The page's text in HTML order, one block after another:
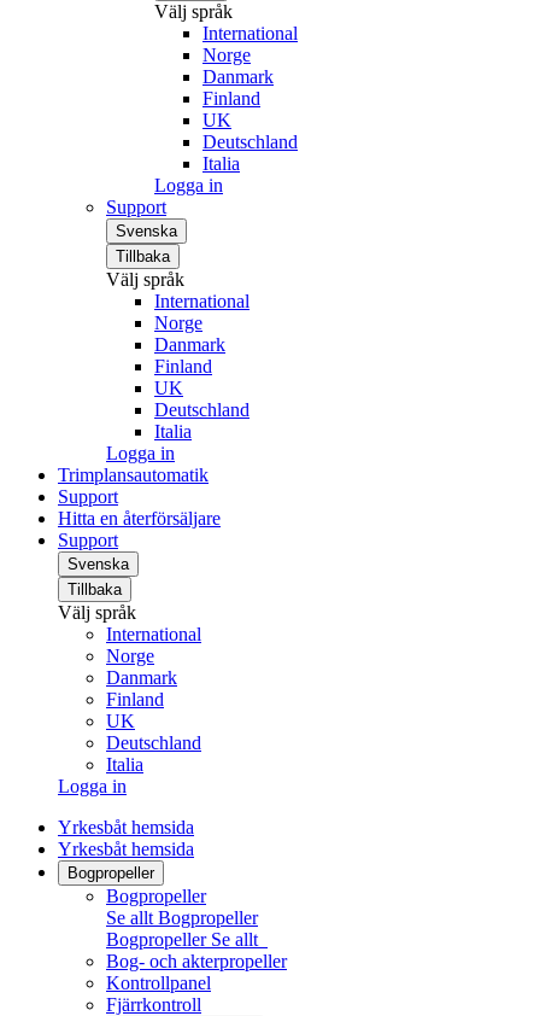
Välj språk
International
Norge
Danmark
Finland
UK
Deutschland
Italia
Logga in
Support
Svenska
Tillbaka
Välj språk
International
Norge
Danmark
Finland
UK
Deutschland
Italia
Logga in
Trimplansautomatik
Support
Hitta en återförsäljare
Support
Svenska
Tillbaka
Välj språk
International
Norge
Danmark
Finland
UK
Deutschland
Italia
Logga in
Yrkesbåt hemsida
Yrkesbåt hemsida
Bogpropeller
Bogpropeller
Se allt Bogpropeller
Bogpropeller Se allt
Bog- och akterpropeller
Kontrollpanel
Fjärrkontroll